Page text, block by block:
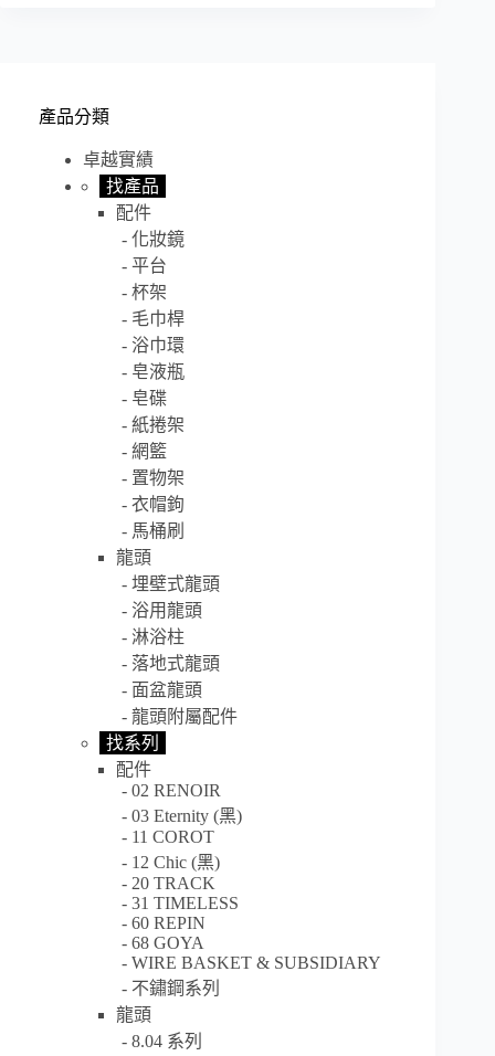
產品分類
卓越實績
找產品
配件
化妝鏡
平台
杯架
毛巾桿
浴巾環
皂液瓶
皂碟
紙捲架
網籃
置物架
衣帽鉤
馬桶刷
龍頭
埋壁式龍頭
浴用龍頭
淋浴柱
落地式龍頭
面盆龍頭
龍頭附屬配件
找系列
配件
02 RENOIR
03 Eternity (黑)
11 COROT
12 Chic (黑)
20 TRACK
31 TIMELESS
60 REPIN
68 GOYA
WIRE BASKET & SUBSIDIARY
不鏽鋼系列
龍頭
8.04 系列